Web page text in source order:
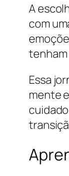
A
com
tenham
Essa
mente